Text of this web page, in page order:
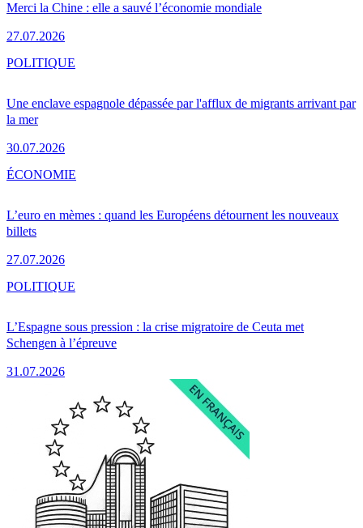
Merci la Chine : elle a sauvé l’économie mondiale
27.07.2026
Une enclave espagnole dépassée par l'afflux de migrants arrivant par
la mer
30.07.2026
POLITIQUE
L’euro en mèmes : quand les Européens détournent les nouveaux
billets
27.07.2026
ÉCONOMIE
L’Espagne sous pression : la crise migratoire de Ceuta met
Schengen à l’épreuve
31.07.2026
POLITIQUE